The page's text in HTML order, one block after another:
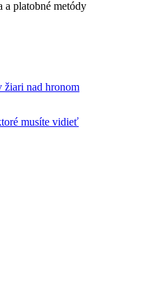
žiari nad hronom
musíte vidieť